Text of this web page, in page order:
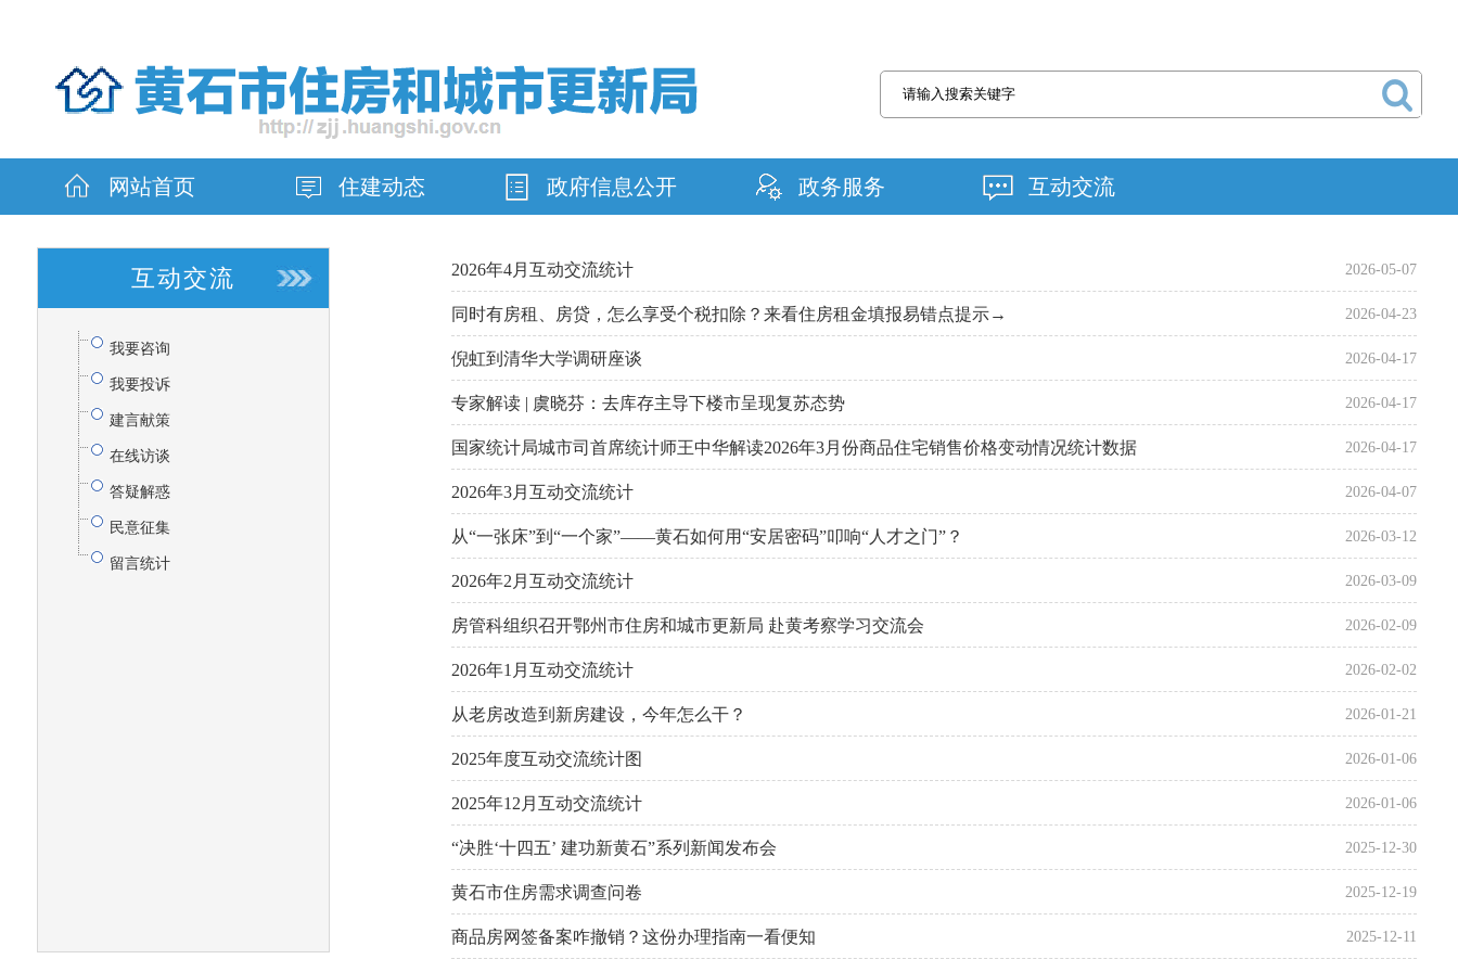
网站首页 住建动态 政府信息公开 政务服务 互动交流
互动交流
我要咨询
我要投诉
建言献策
在线访谈
答疑解惑
民意征集
留言统计
2026-05-07
2026年4月互动交流统计
2026-04-23
同时有房租、房贷，怎么享受个税扣除？来看住房租金填报易错点提示→
2026-04-17
倪虹到清华大学调研座谈
2026-04-17
专家解读 | 虞晓芬：去库存主导下楼市呈现复苏态势
2026-04-17
国家统计局城市司首席统计师王中华解读2026年3月份商品住宅销售价格变动情况统计数据
2026-04-07
2026年3月互动交流统计
2026-03-12
从“一张床”到“一个家”——黄石如何用“安居密码”叩响“人才之门”？
2026-03-09
2026年2月互动交流统计
2026-02-09
房管科组织召开鄂州市住房和城市更新局 赴黄考察学习交流会
2026-02-02
2026年1月互动交流统计
2026-01-21
从老房改造到新房建设，今年怎么干？
2026-01-06
2025年度互动交流统计图
2026-01-06
2025年12月互动交流统计
2025-12-30
“决胜‘十四五’ 建功新黄石”系列新闻发布会
2025-12-19
黄石市住房需求调查问卷
2025-12-11
商品房网签备案咋撤销？这份办理指南一看便知